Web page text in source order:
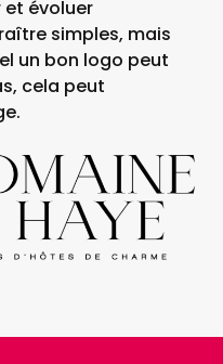
et évoluer
simples, mais
un bon logo peut
cela peut